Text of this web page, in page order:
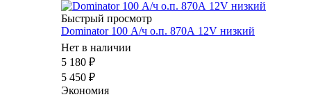
Быстрый просмотр
Dominator 100 А/ч о.п. 870А 12V низкий
Нет в наличии
5 180 ₽
5 450 ₽
Экономия